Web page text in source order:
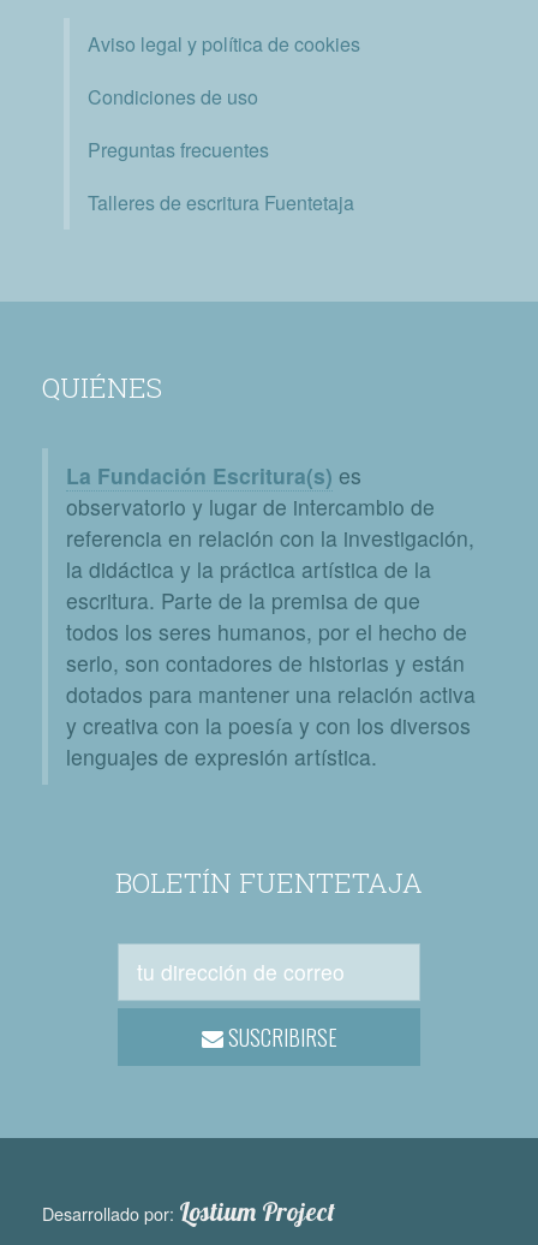
Aviso legal y política de cookies
Condiciones de uso
Preguntas frecuentes
Talleres de escritura Fuentetaja
QUIÉNES
La Fundación Escritura(s) es
observatorio y lugar de intercambio de
referencia en relación con la investigación,
la didáctica y la práctica artística de la
escritura. Parte de la premisa de que
todos los seres humanos, por el hecho de
serlo, son contadores de historias y están
dotados para mantener una relación activa
y creativa con la poesía y con los diversos
lenguajes de expresión artística.
BOLETÍN FUENTETAJA
SUSCRIBIRSE
Desarrollado por: Lostium Project